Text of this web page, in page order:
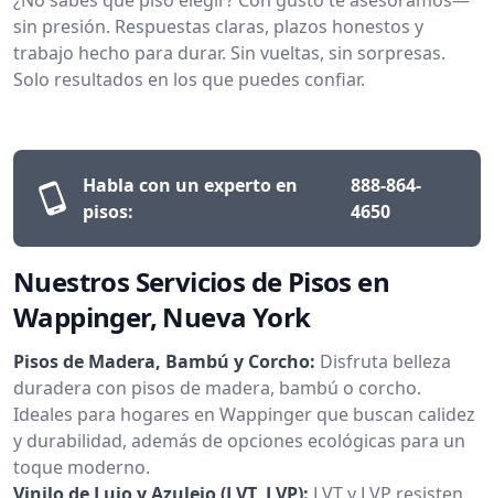
sin presión. Respuestas claras, plazos honestos y
trabajo hecho para durar. Sin vueltas, sin sorpresas.
Solo resultados en los que puedes confiar.
Habla con un experto en
pisos:
888-864-
4650
Nuestros Servicios de Pisos en
Wappinger, Nueva York
Pisos de Madera, Bambú y Corcho: Disfruta belleza
duradera con pisos de madera, bambú o corcho.
Ideales para hogares en Wappinger que buscan calidez
y durabilidad, además de opciones ecológicas para un
toque moderno.